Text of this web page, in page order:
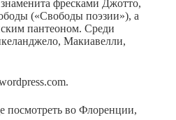
фресками Джотто,
(«Свободы поэзии»), а
пантеоном. Среди
Макиавелли,
посмотреть во Флоренции,